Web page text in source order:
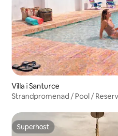
Villa i Santurce
Strandpromenad / Pool /
Superhost
Superhost